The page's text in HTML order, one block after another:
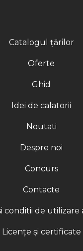
Catalogul țărilor
Oferte
Ghid
Idei de calatorii
Noutati
Despre noi
Concurs
Contacte
conditii de utilizare
Licențe și certificate